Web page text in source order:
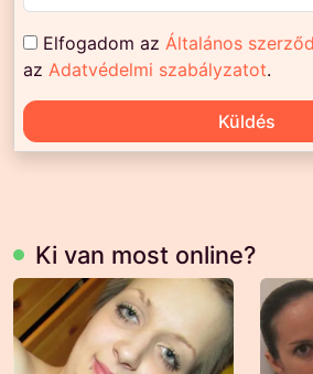
Elfogadom az Általános
az Adatvédelmi szabályzatot.
Küldés
Ki van most online?